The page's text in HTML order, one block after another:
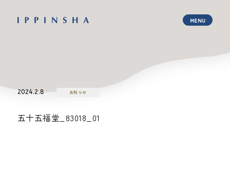
2024.2.8 お知らせ
五十五福堂_83018_01